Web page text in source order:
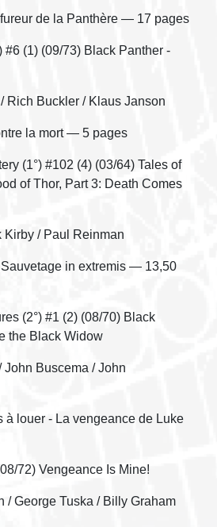
de la Panthère — 17 pages
#6 (1) (09/73) Black Panther -
Buckler / Klaus Janson
la mort — 5 pages
(1°) #102 (4) (03/64) Tales of
of Thor, Part 3: Death Comes
/ Paul Reinman
in extremis — 13,50
(2°) #1 (2) (08/70) Black
the Black Widow
Buscema / John
à louer - La vengeance de Luke
72) Vengeance Is Mine!
Tuska / Billy Graham